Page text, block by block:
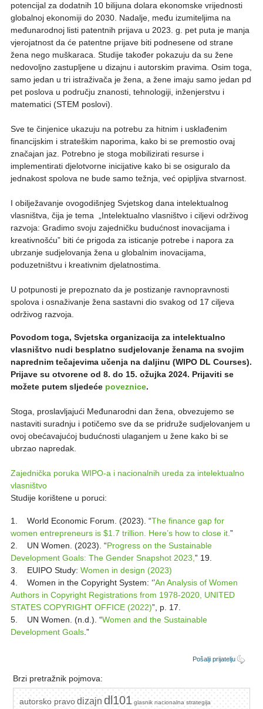
potencijal za dodatnih 10 bilijuna dolara ekonomske vrijednosti
globalnoj ekonomiji do 2030. Nadalje, među izumiteljima na
međunarodnoj listi patentnih prijava u 2023. g. pet puta je manja
vjerojatnost da će patentne prijave biti podnesene od strane
žena nego muškaraca. Studije također pokazuju da su žene
nedovoljno zastupljene u dizajnu i autorskim pravima. Osim toga,
samo jedan u tri istraživača je žena, a žene imaju samo jedan pd
pet poslova u području znanosti, tehnologiji, inženjerstvu i
matematici (STEM poslovi).
Sve te činjenice ukazuju na potrebu za hitnim i usklađenim
financijskim i strateškim naporima, kako bi se premostio ovaj
značajan jaz. Potrebno je stoga mobilizirati resurse i
implementirati djelotvorne inicijative kako bi se osiguralo da
jednakost spolova ne bude samo težnja, već opipljiva stvarnost.
I obilježavanje ovogodišnjeg Svjetskog dana intelektualnog
vlasništva, čija je tema „Intelektualno vlasništvo i ciljevi održivog
razvoja: Gradimo svoju zajedničku budućnost inovacijama i
kreativnošću” biti će prigoda za isticanje potrebe i napora za
ubrzanje sudjelovanja žena u globalnim inovacijama,
poduzetništvu i kreativnim djelatnostima.
U potpunosti je prepoznato da je postizanje ravnopravnosti
spolova i osnaživanje žena sastavni dio svakog od 17 ciljeva
održivog razvoja.
Povodom toga, Svjetska organizacija za intelektualno
vlasništvo nudi besplatno sudjelovanje ženama na svojim
naprednim tečajevima učenja na daljinu (WIPO DL Courses).
Prijave su otvorene od 8. do 15. ožujka 2024. Prijaviti se
možete putem sljedeće poveznice.
Stoga, proslavljajući Međunarodni dan žena, obvezujemo se
nastaviti suradnju i potičemo sve da se pridruže sudjelovanjem u
ovoj obećavajućoj budućnosti ulaganjem u žene kako bi se
ubrzao napredak.
Zajednička poruka WIPO-a i nacionalnih ureda za intelektualno
vlasništvo
Studije korištene u poruci:
1. World Economic Forum. (2023). “The finance gap for
women entrepreneurs is $1.7 trillion. Here’s how to close it. ”
2. UN Women. (2023). “Progress on the Sustainable
Development Goals: The Gender Snapshot 2023, ” 19.
3. EUIPO Study: Women in design (2023)
4. Women in the Copyright System: ‘’An Analysis of Women
Authors in Copyright Registrations from 1978-2020, UNITED
STATES COPYRIGHT OFFICE (2022)”, p. 17.
5. UN Women. (n.d.). “Women and the Sustainable
Development Goals.”
Pošalji prijatelju
Brzi pretražnik pojmova:
autorsko pravo dizajn dl101 glasnik nacionalna strategija